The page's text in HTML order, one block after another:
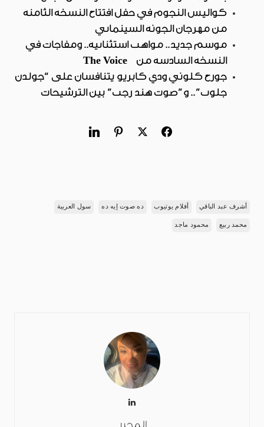
كواليس النجوم في حفل افتتاح النسخة الثامنة
من مهرجان الجونة السينمائي
موسم جديد.. مواهب استثنائية.. ومفاجآت في
النسخة السادسة من The Voice
جورج كلوني ودي كابريو يتنافسان على “جولدن
جلوب”.. و”صوت هند رجب” بين الترشيحات
أشرف عبد الباقي أفلام يوتيوب ده صوت إيه ده سول العربية
محمد ربيع محمود ماجد
المحرر